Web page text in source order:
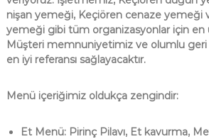
nişan yemeği, Keçiören cenaze yemeği
yemeği gibi tüm organizasyonlar için en
Müşteri memnuniyetimiz ve olumlu geri
en iyi referansı sağlayacaktır.
Menü içeriğimiz oldukça zengindir:
Et Menü: Pirinç Pilavı, Et kavurma,